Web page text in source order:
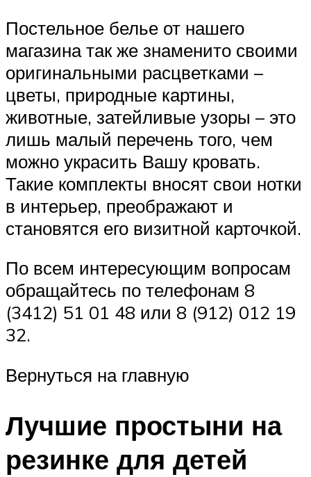
Постельное белье от нашего
магазина так же знаменито своими
оригинальными расцветками –
цветы, природные картины,
животные, затейливые узоры – это
лишь малый перечень того, чем
можно украсить Вашу кровать.
Такие комплекты вносят свои нотки
в интерьер, преображают и
становятся его визитной карточкой.
По всем интересующим вопросам
обращайтесь по телефонам 8
(3412) 51 01 48 или 8 (912) 012 19
32.
Вернуться на главную
Лучшие простыни на
резинке для детей